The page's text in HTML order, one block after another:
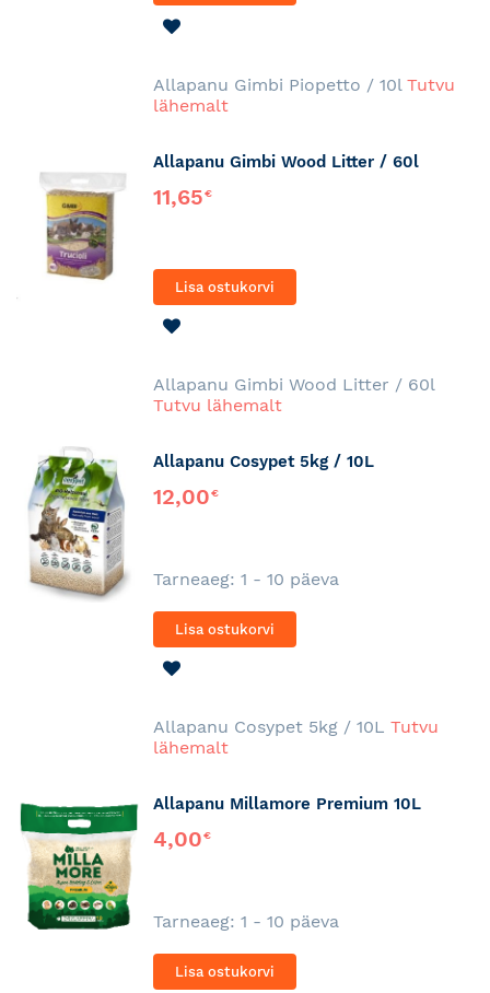
Allapanu Gimbi Piopetto / 10l Tutvu
lähemalt
Allapanu Gimbi Wood Litter / 60l
11,65€
Lisa ostukorvi
Allapanu Gimbi Wood Litter / 60l
Tutvu lähemalt
Allapanu Cosypet 5kg / 10L
12,00€
Tarneaeg: 1 - 10 päeva
Lisa ostukorvi
Allapanu Cosypet 5kg / 10L Tutvu
lähemalt
Allapanu Millamore Premium 10L
4,00€
Tarneaeg: 1 - 10 päeva
Lisa ostukorvi